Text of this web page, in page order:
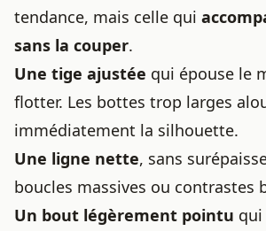
tendance, mais celle qui
sans la couper.
Une tige ajustée qui épouse le
flotter. Les bottes trop larges
immédiatement la silhouette.
Une ligne nette, sans
boucles massives ou contrastes
Un bout légèrement pointu